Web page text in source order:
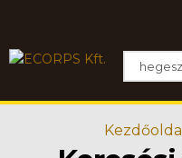
Kezdőoldal